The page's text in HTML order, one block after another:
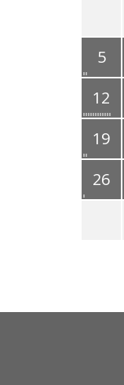
5
12
19
26